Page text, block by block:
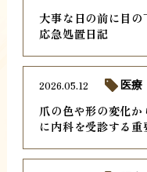
大事な日の前に目
応急処置日記
爪の色や形の変化
に内科を受診する重
2026.05.12 医療